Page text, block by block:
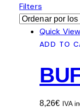
Filters
Quick View
ADD TO
8,26€ IVA